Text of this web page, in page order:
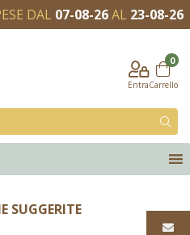
DAL 07-08-26AL 23-08-26
Entra
0
Carrello
SUGGERITE